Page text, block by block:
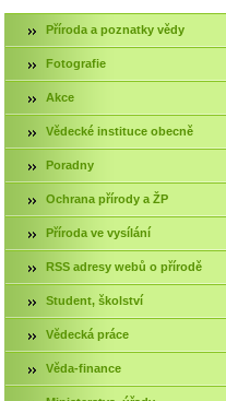
Příroda a poznatky vědy
Fotografie
Akce
Vědecké instituce obecně
Poradny
Ochrana přírody a ŽP
Příroda ve vysílání
RSS adresy webů o přírodě
Student, školství
Vědecká práce
Věda-finance